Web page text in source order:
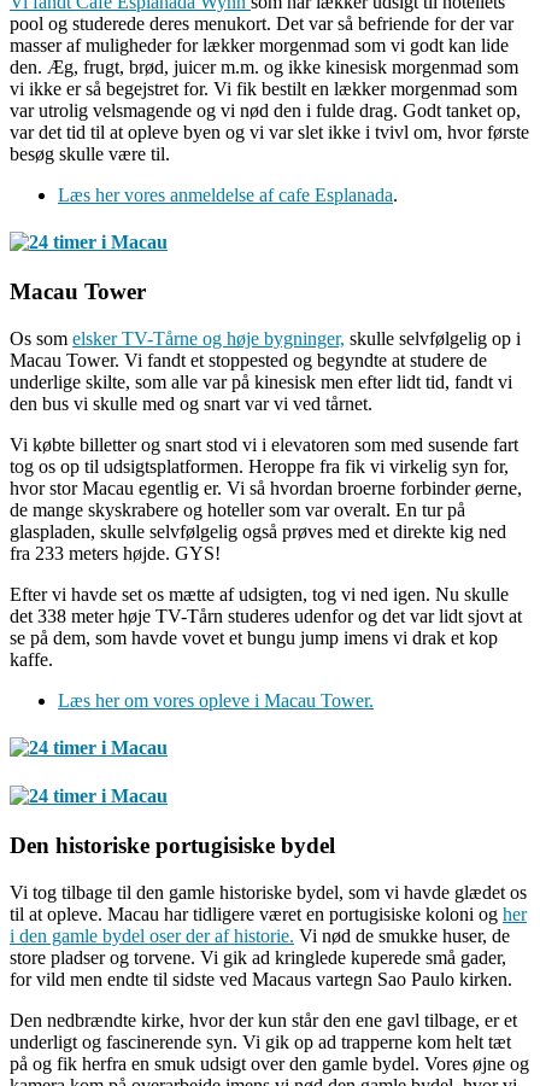
pool og studerede deres menukort. Det var så befriende for der var
masser af muligheder for lækker morgenmad som vi godt kan lide
den. Æg, frugt, brød, juicer m.m. og ikke kinesisk morgenmad som
vi ikke er så begejstret for. Vi fik bestilt en lækker morgenmad som
var utrolig velsmagende og vi nød den i fulde drag. Godt tanket op,
var det tid til at opleve byen og vi var slet ikke i tvivl om, hvor første
besøg skulle være til.
Læs her vores anmeldelse af cafe Esplanada.
Macau Tower
Os som elsker TV-Tårne og høje bygninger, skulle selvfølgelig op i
Macau Tower. Vi fandt et stoppested og begyndte at studere de
underlige skilte, som alle var på kinesisk men efter lidt tid, fandt vi
den bus vi skulle med og snart var vi ved tårnet.
Vi købte billetter og snart stod vi i elevatoren som med susende fart
tog os op til udsigtsplatformen. Heroppe fra fik vi virkelig syn for,
hvor stor Macau egentlig er. Vi så hvordan broerne forbinder øerne,
de mange skyskrabere og hoteller som var overalt. En tur på
glaspladen, skulle selvfølgelig også prøves med et direkte kig ned
fra 233 meters højde. GYS!
Efter vi havde set os mætte af udsigten, tog vi ned igen. Nu skulle
det 338 meter høje TV-Tårn studeres udenfor og det var lidt sjovt at
se på dem, som havde vovet et bungu jump imens vi drak et kop
kaffe.
Læs her om vores opleve i Macau Tower.
Den historiske portugisiske bydel
Vi tog tilbage til den gamle historiske bydel, som vi havde glædet os
til at opleve. Macau har tidligere været en portugisiske koloni og her
i den gamle bydel oser der af historie. Vi nød de smukke huser, de
store pladser og torvene. Vi gik ad kringlede kuperede små gader,
for vild men endte til sidste ved Macaus vartegn Sao Paulo kirken.
Den nedbrændte kirke, hvor der kun står den ene gavl tilbage, er et
underligt og fascinerende syn. Vi gik op ad trapperne kom helt tæt
på og fik herfra en smuk udsigt over den gamle bydel. Vores øjne og